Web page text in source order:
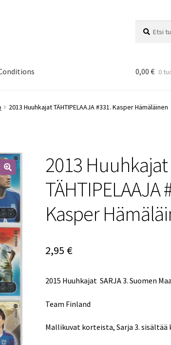
0,00 € 0
2013 Huuhkajat TÄHTIPELAAJA #331. Kasper Hämäläinen
🔍
2013 Huuhkajat
TÄHTIPELAAJA
Kasper
2,95 €
2015 Huuhkajat SARJA 3. Suomen
Team Finland
Mallikuvat korteista, Sarja 3. sisältää